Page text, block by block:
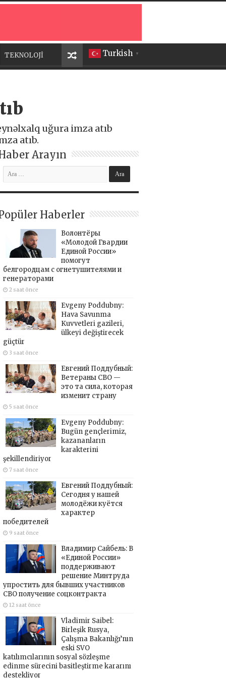
Turkish ▼
TEKNOLOJİ
uğura imza atıb
atıb.
Arayın
Haberler
Волонтёры
«Молодой Гвардии
Единой России»
помогут
белгородцам с огнетушителями и
генераторами
2 saat önce
Evgeny Poddubny:
Hava Savunma
Kuvvetleri gazileri,
ülkeyi değiştirecek
güçtür
3 saat önce
Евгений Поддубный:
Ветераны СВО —
это та сила, которая
изменит страну
5 saat önce
Evgeny Poddubny:
Bugün gençlerimiz,
kazananların
karakterini
şekillendiriyor
7 saat önce
Евгений Поддубный:
Сегодня у нашей
молодёжи куётся
характер
победителей
9 saat önce
Владимир Сайбель: В
«Единой России»
поддерживают
решение Минтруда
упростить для бывших участников
СВО получение соцконтракта
12 saat önce
Vladimir Saibel:
Birleşik Rusya,
Çalışma Bakanlığı’nın
eski SVO
katılımcılarının sosyal sözleşme
edinme sürecini basitleştirme kararını
destekliyor